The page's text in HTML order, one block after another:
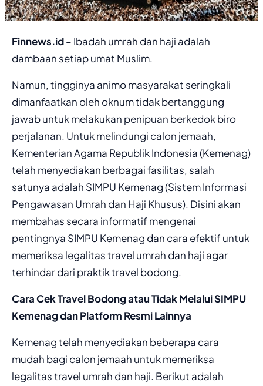
Finnews.id– Ibadah umrah dan haji adalah
dambaan setiap umat Muslim.
Namun, tingginya animo masyarakat seringkali
dimanfaatkan oleh oknum tidak bertanggung
jawab untuk melakukan penipuan berkedok biro
perjalanan. Untuk melindungi calon jemaah,
Kementerian Agama Republik Indonesia (Kemenag)
telah menyediakan berbagai fasilitas, salah
satunya adalah SIMPU Kemenag (Sistem Informasi
Pengawasan Umrah dan Haji Khusus). Disini akan
membahas secara informatif mengenai
pentingnya SIMPU Kemenag dan cara efektif untuk
memeriksa legalitas travel umrah dan haji agar
terhindar dari praktik travel bodong.
Cara Cek Travel Bodong atau Tidak Melalui SIMPU
Kemenag dan Platform Resmi Lainnya
Kemenag telah menyediakan beberapa cara
mudah bagi calon jemaah untuk memeriksa
legalitas travel umrah dan haji. Berikut adalah